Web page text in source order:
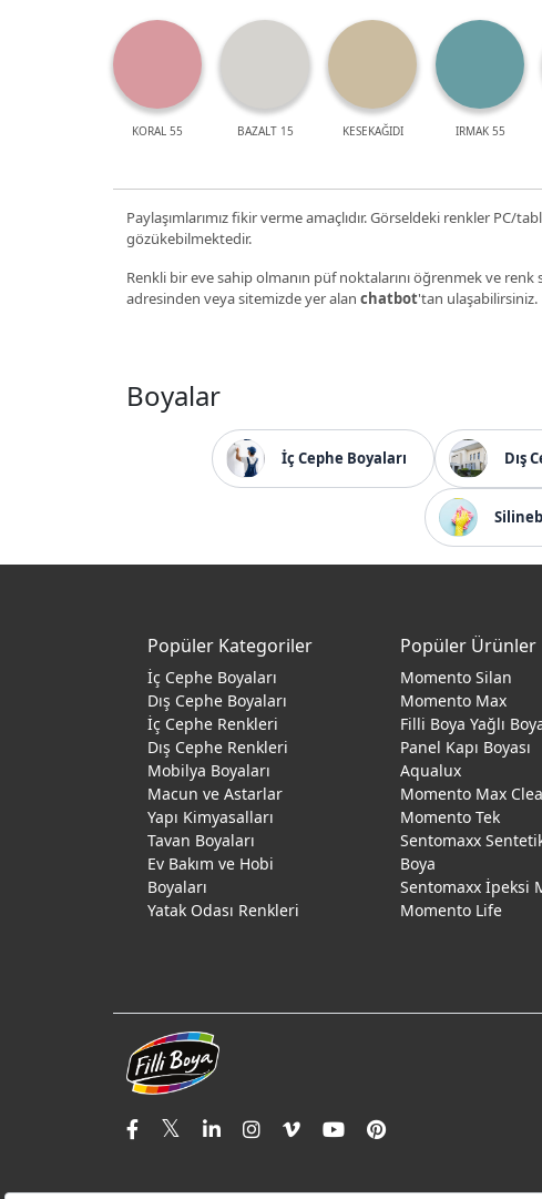
KORAL 55 BAZALT 15 KESEKAĞIDI IRMAK 55
Paylaşımlarımız fikir verme amaçlıdır. Görseldeki renkler PC/
gözükebilmektedir.
Renkli bir eve sahip olmanın püf noktalarını öğrenmek ve renk
adresinden veya sitemizde yer alan chatbot'tan ulaşabilirsiniz.
Boyalar
İç Cephe Boyaları Dış
Popüler Kategoriler
İç Cephe Boyaları
Dış Cephe Boyaları
İç Cephe Renkleri
Dış Cephe Renkleri
Mobilya Boyaları
Macun ve Astarlar
Yapı Kimyasalları
Tavan Boyaları
Ev Bakım ve Hobi
Boyaları
Yatak Odası Renkleri
Popüler Ürünler
Momento Silan
Momento Max
Filli Boya Yağlı
Panel Kapı Boyası
Aqualux
Momento Max
Momento Tek
Sentomaxx
Boya
Sentomaxx İpeksi
Momento Life